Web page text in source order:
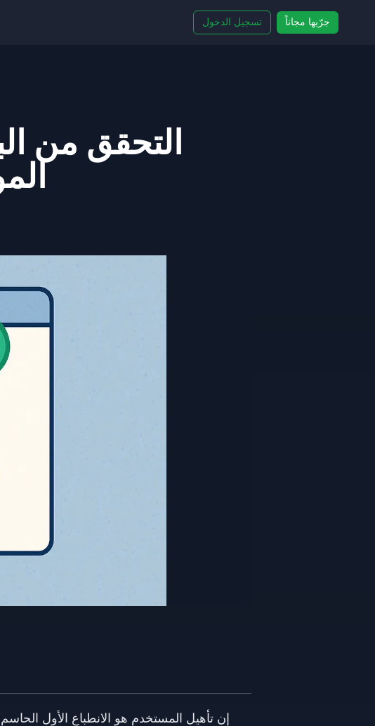
تسجيل الدخول جرّبها مجاناً
التحقق من
إن تأهيل المستخدم هو الانطباع الأول